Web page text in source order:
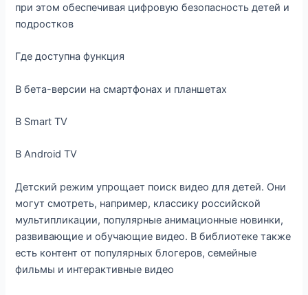
при этом обеспечивая цифровую безопасность детей и
подростков
Где доступна функция
В бета-версии на смартфонах и планшетах
В Smart TV
В Android TV
Детский режим упрощает поиск видео для детей. Они
могут смотреть, например, классику российской
мультипликации, популярные анимационные новинки,
развивающие и обучающие видео. В библиотеке также
есть контент от популярных блогеров, семейные
фильмы и интерактивные видео